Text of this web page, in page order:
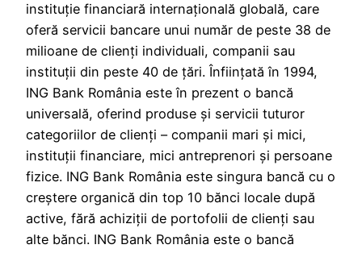
instituție financiară internațională globală, care
oferă servicii bancare unui număr de peste 38 de
milioane de clienți individuali, companii sau
instituții din peste 40 de țări. Înființată în 1994,
ING Bank România este în prezent o bancă
universală, oferind produse și servicii tuturor
categoriilor de clienți – companii mari și mici,
instituții financiare, mici antreprenori și persoane
fizice. ING Bank România este singura bancă cu o
creștere organică din top 10 bănci locale după
active, fără achiziții de portofolii de clienți sau
alte bănci. ING Bank România este o bancă